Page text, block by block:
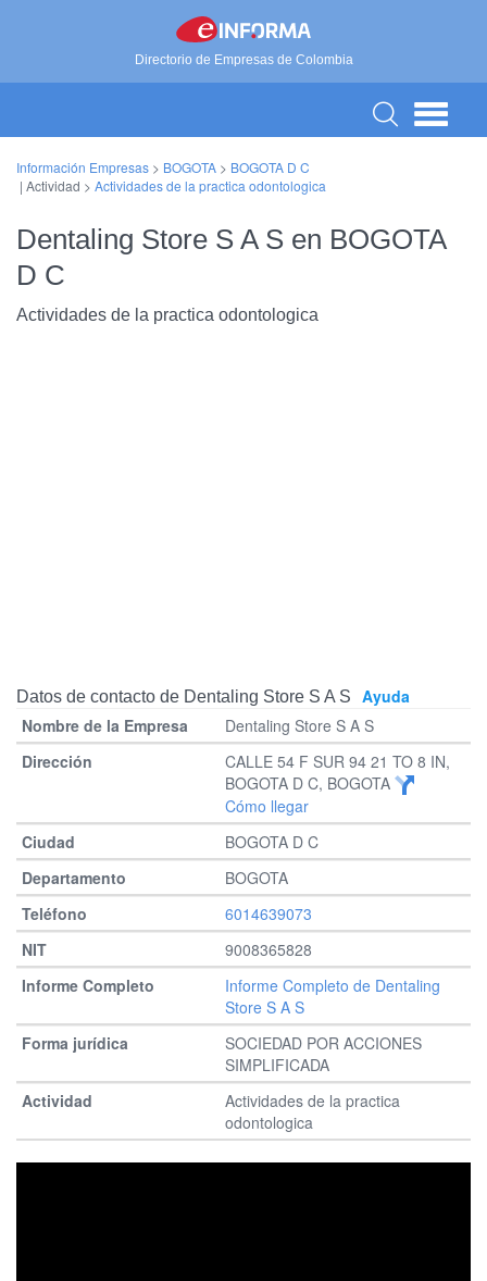
Directorio de Empresas de Colombia
Información Empresas > BOGOTA > BOGOTA D C
| Actividad > Actividades de la practica odontologica
Dentaling Store S A S en BOGOTA
D C
Actividades de la practica odontologica
Datos de contacto de Dentaling Store S A S
Ayuda
Dentaling Store S A S
CALLE 54 F SUR 94 21 TO 8 IN,
BOGOTA D C, BOGOTA
Cómo llegar
BOGOTA D C
BOGOTA
6014639073
9008365828
Informe Completo de Dentaling
Store S A S
SOCIEDAD POR ACCIONES
SIMPLIFICADA
Actividades de la practica
odontologica